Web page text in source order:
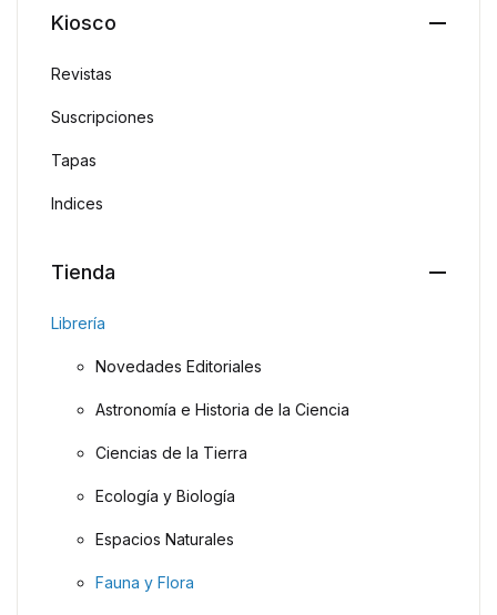
Kiosco
Revistas
Suscripciones
Tapas
Indices
Tienda
Librería
Novedades Editoriales
Astronomía e Historia de la Ciencia
Ciencias de la Tierra
Ecología y Biología
Espacios Naturales
Fauna y Flora